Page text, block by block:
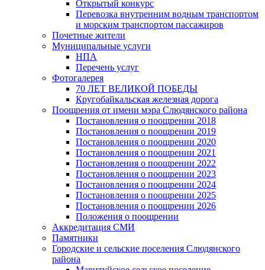
Открытый конкурс
Перевозка внутренним водным транспортом
и морским транспортом пассажиров
Почетные жители
Муниципальные услуги
НПА
Перечень услуг
Фотогалерея
70 ЛЕТ ВЕЛИКОЙ ПОБЕДЫ
Кругобайкальская железная дорога
Поощрения от имени мэра Слюдянского района
Постановления о поощрении 2018
Постановления о поощрении 2019
Постановления о поощрении 2020
Постановления о поощрении 2021
Постановления о поощрении 2022
Постановления о поощрении 2023
Постановления о поощрении 2024
Постановления о поощрении 2025
Постановления о поощрении 2026
Положения о поощрении
Аккредитация СМИ
Памятники
Городские и сельские поселения Слюдянского
района